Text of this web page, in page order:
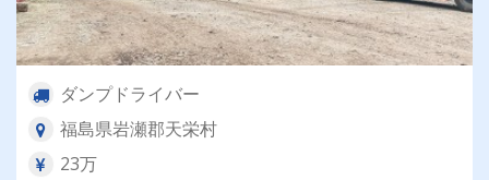
ダンプドライバー
福島県岩瀬郡天栄村
23万